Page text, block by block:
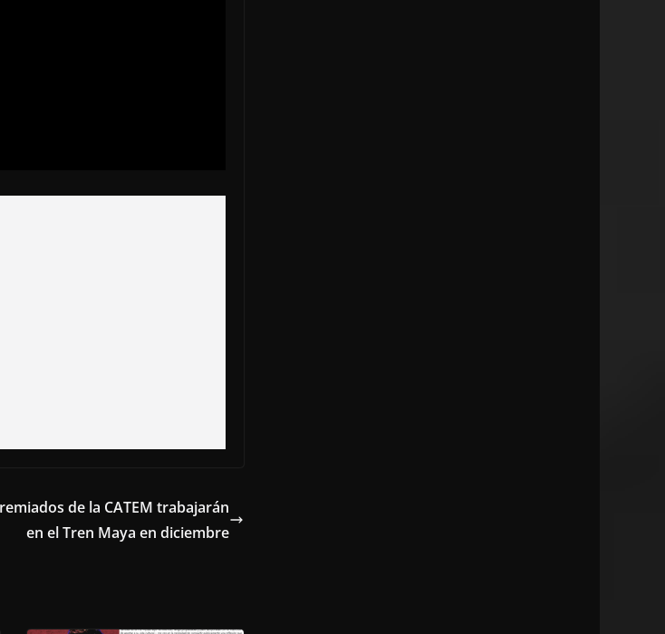
de la CATEM trabajarán
en el Tren Maya en diciembre